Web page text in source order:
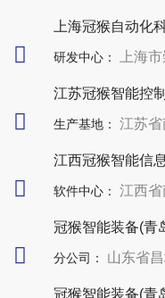
上海冠猴自动化
研发中心： 上海
江苏冠猴智能控
生产基地： 江苏
江西冠猴智能信
软件中心： 江西省
冠猴智能装备(青
分公司： 山东省
冠猴智能装备(青